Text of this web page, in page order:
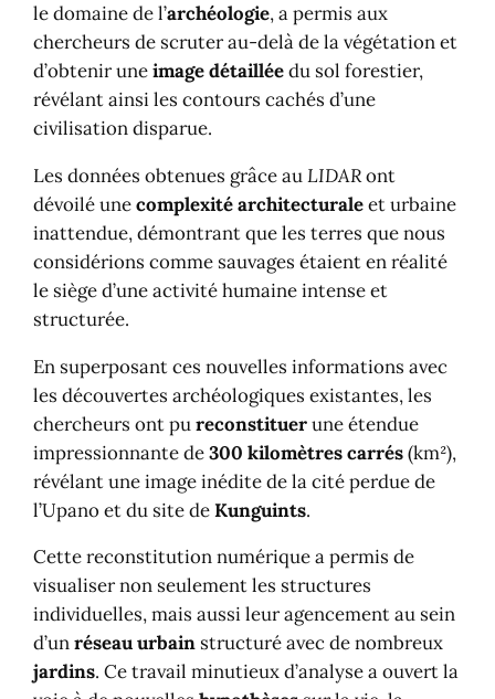
le domaine de l’archéologie, a permis aux
chercheurs de scruter au-delà de la végétation et
d’obtenir uneimage détailléedu sol forestier,
révélant ainsi les contours cachés d’une
civilisation disparue.
Les données obtenues grâce auLIDARont
dévoilé unecomplexité architecturaleet urbaine
inattendue, démontrant que les terres que nous
considérions comme sauvages étaient en réalité
le siège d’une activité humaine intense et
structurée.
En superposant ces nouvelles informations avec
les découvertes archéologiques existantes, les
chercheurs ont pureconstituerune étendue
impressionnante de300 kilomètres carrés(km²),
révélant une image inédite de la cité perdue de
l’Upano et du site deKunguints.
Cette reconstitution numérique a permis de
visualiser non seulement les structures
individuelles, mais aussi leur agencement au sein
d’unréseau urbain structuré avec de nombreux
jardins. Ce travail minutieux d’analyse a ouvert la